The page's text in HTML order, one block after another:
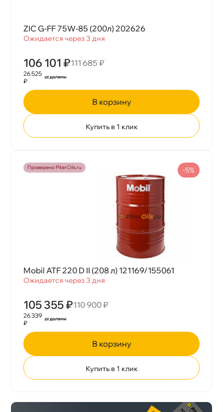
ZIC G-FF 75W-85 (200л) 202626
Ожидается через 3 дня
106 101 ₽111 685 ₽
26 525
₽
корзину
Купить в 1 клик
Проверено PiterOils.ru
Mobil ATF 220 D II (208 л) 121169/155061
Ожидается через 3 дня
105 355 ₽110 900 ₽
-5%
26 339
₽
корзину
Купить в 1 клик